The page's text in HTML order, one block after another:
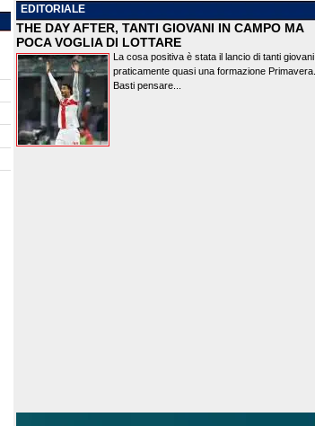
EDITORIALE
THE DAY AFTER, TANTI GIOVANI IN CAMPO MA
POCA VOGLIA DI LOTTARE
La cosa positiva è stata il lancio di tanti giovani,
praticamente quasi una formazione Primavera.
Basti pensare...